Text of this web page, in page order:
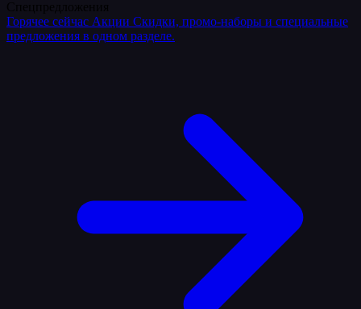
Горячее сейчас Акции Скидки, промо-наборы и специальные
предложения в одном разделе.